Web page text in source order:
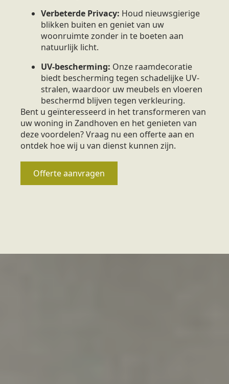
Verbeterde Privacy: Houd nieuwsgierige
blikken buiten en geniet van uw
woonruimte zonder in te boeten aan
natuurlijk licht.
UV-bescherming: Onze raamdecoratie
biedt bescherming tegen schadelijke UV-
stralen, waardoor uw meubels en vloeren
beschermd blijven tegen verkleuring.
Bent u geïnteresseerd in het transformeren van
uw woning in Zandhoven en het genieten van
deze voordelen? Vraag nu een offerte aan en
ontdek hoe wij u van dienst kunnen zijn.
Offerte aanvragen